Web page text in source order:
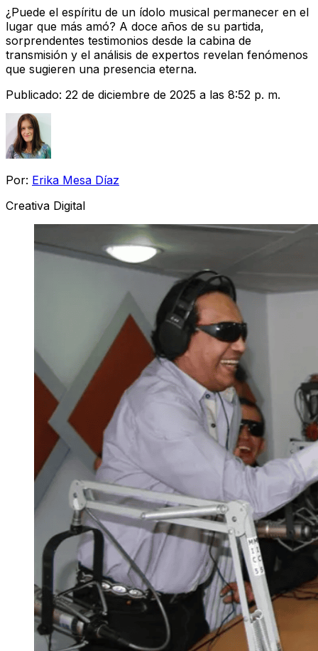
¿Puede el espíritu de un ídolo musical permanecer en el
lugar que más amó? A doce años de su partida,
sorprendentes testimonios desde la cabina de
transmisión y el análisis de expertos revelan fenómenos
que sugieren una presencia eterna.
Publicado: 22 de diciembre de 2025 a las 8:52 p. m.
Por: Erika Mesa Díaz
Creativa Digital